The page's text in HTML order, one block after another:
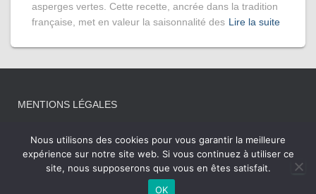
asperges vertes. Cette recette, ancrée dans la tradition
française, met en valeur la saisonnalité des Lire la suite
MENTIONS LÉGALES
Hestia | Développé par
Nous utilisons des cookies pour vous garantir la meilleure
expérience sur notre site web. Si vous continuez à utiliser ce
site, nous supposerons que vous en êtes satisfait.
OK